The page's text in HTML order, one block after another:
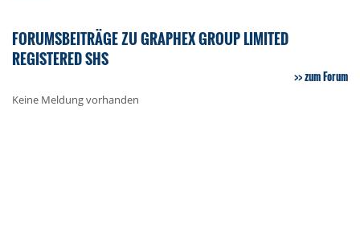
FORUMSBEITRÄGE ZU GRAPHEX GROUP LIMITED
REGISTERED SHS
zum Forum
Keine Meldung vorhanden